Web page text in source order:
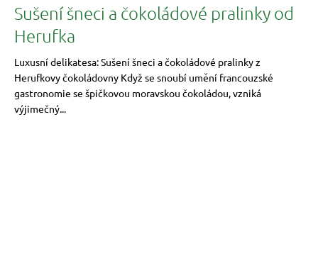
Sušení šneci a čokoládové pralinky od
Herufka
Luxusní delikatesa: Sušení šneci a čokoládové pralinky z
Herufkovy čokoládovny Když se snoubí umění francouzské
gastronomie se špičkovou moravskou čokoládou, vzniká
výjimečný...